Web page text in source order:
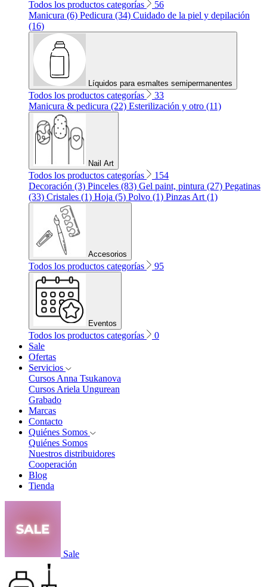
Todos los productos categorías
56
Manicura (6) Pedicura (34) Cuidado de la piel y depilación
(16)
Líquidos para esmaltes semipermanentes
Todos los productos categorías
33
Manicura & pedicura (22) Esterilización y otro (11)
Nail Art
Todos los productos categorías
154
Decoración (3) Pinceles (83) Gel paint, pintura (27) Pegatinas
(33) Cristales (1) Hoja (5) Polvo (1) Pinzas Art (1)
Accesorios
Todos los productos categorías 95
Eventos
Todos los productos categorías
0
Sale
Ofertas
Servicios
Cursos Anna Tsukanova
Cursos Ariela Ungurean
Grabado
Marcas
Contacto
Quiénes Somos
Quiénes Somos
Nuestros distribuidores
Cooperación
Blog
Tienda
Sale